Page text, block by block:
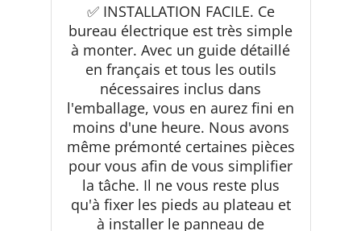
Posture + 70-120 CM + Moteurs et
Matériaux Fiables + Montage
Facile + Garanti 20 Ans +
NOUVEAUTÉ 2024 (Blanc)
✅ INSTALLATION FACILE. Ce
bureau électrique est très simple
à monter. Avec un guide détaillé
en français et tous les outils
nécessaires inclus dans
l'emballage, vous en aurez fini en
moins d'une heure. Nous avons
même prémonté certaines pièces
pour vous afin de vous simplifier
la tâche. Il ne vous reste plus
qu'à fixer les pieds au plateau et
à installer le panneau de